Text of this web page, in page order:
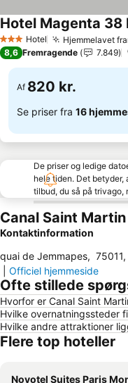
3 StjernerHotel Hjemmelavet
Hotel Magenta
8,6 Fremragende 7.849
Af 820 kr.
Se priser fra 16
De priser og ledige
hele tiden. Det
tilbud, du så på trivago,
Canal Saint
Kontaktinformation
quai de Jemmapes, 75011,
Officiel hjemmeside
Ofte stillede
Hvorfor er Canal Saint
Hvilke overnatningssteder
Hvilke andre attraktioner
Flere top hoteller
Novotel Suites Paris Montreuil